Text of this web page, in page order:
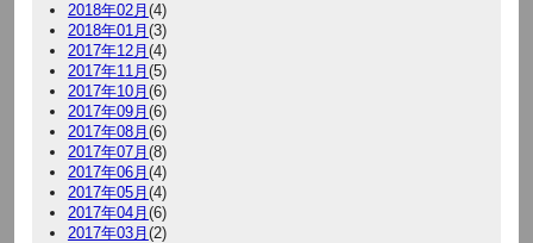
2018年02月 (4)
2018年01月 (3)
2017年12月 (4)
2017年11月 (5)
2017年10月 (6)
2017年09月 (6)
2017年08月 (6)
2017年07月 (8)
2017年06月 (4)
2017年05月 (4)
2017年04月 (6)
2017年03月 (2)